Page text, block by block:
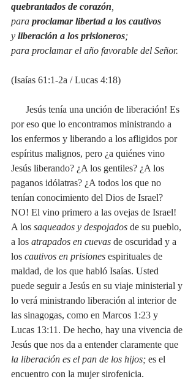
quebrantados de corazón
para proclamar libertad a los cautivos
y liberación a los prisioneros;
para proclamar el año favorable del Señor.
(Isaías 61:1-2a / Lucas 4:18)
por eso que lo encontramos ministrando a
los enfermos y liberando a los afligidos por
espíritus malignos, pero ¿a quiénes vino
Jesús liberando? ¿A los gentiles? ¿A los
paganos idólatras? ¿A todos los que no
tenían conocimiento del Dios de Israel?
NO! El vino primero a las ovejas de Israel!
A los saqueados y despojados de su pueblo,
a los atrapados en cuevas de oscuridad y a
los cautivos en prisiones espirituales de
maldad, de los que habló Isaías. Usted
puede seguir a Jesús en su viaje ministerial y
lo verá ministrando liberación al interior de
las sinagogas, como en Marcos 1:23 y
Lucas 13:11. De hecho, hay una vivencia de
Jesús que nos da a entender claramente que
la liberación es el pan de los hijos; es el
encuentro con la mujer sirofenicia.